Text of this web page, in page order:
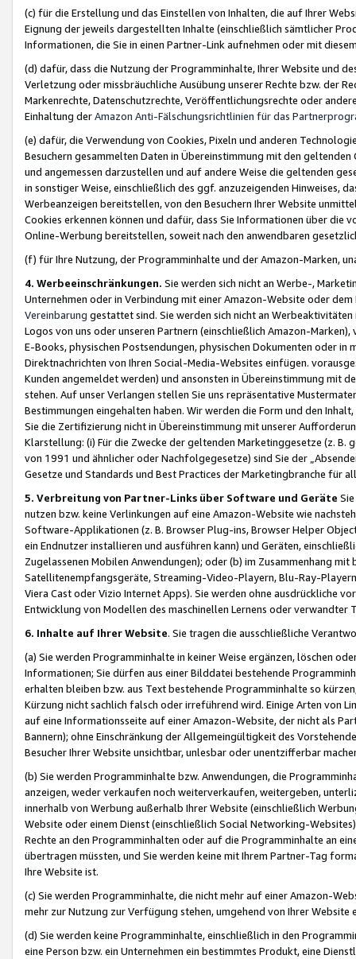
(c) für die Erstellung und das Einstellen von Inhalten, die auf Ihrer
Eignung der jeweils dargestellten Inhalte (einschließlich sämtlicher
Informationen, die Sie in einen Partner-Link aufnehmen oder mit
(d) dafür, dass die Nutzung der Programminhalte, Ihrer Website und
Verletzung oder missbräuchliche Ausübung unserer Rechte bzw. der
Markenrechte, Datenschutzrechte, Veröffentlichungsrechte oder
Einhaltung derAmazon Anti-Fälschungsrichtlinien für das
(e) dafür, die Verwendung von Cookies, Pixeln und anderen
Besuchern gesammelten Daten in Übereinstimmung mit den
und angemessen darzustellen und auf andere Weise die geltenden
in sonstiger Weise, einschließlich des ggf. anzuzeigenden Hinweises,
Werbeanzeigen bereitstellen, von den Besuchern Ihrer Website
Cookies erkennen können und dafür, dass Sie Informationen über die
Online-Werbung bereitstellen, soweit nach den anwendbaren
(f) für Ihre Nutzung, der Programminhalte und der Amazon-Marken,
4. Werbeeinschränkungen. Sie werden sich nicht an Werbe-,
Unternehmen oder in Verbindung mit einer Amazon-Website oder
Vereinbarung gestattet sind. Sie werden sich nicht an
Logos von uns oder unseren Partnern (einschließlich Amazon-
E-Books, physischen Postsendungen, physischen Dokumenten oder in
Direktnachrichten von Ihren Social-Media-Websites einfügen.
Kunden angemeldet werden) und ansonsten in Übereinstimmung mit
stehen. Auf unser Verlangen stellen Sie uns repräsentative
Bestimmungen eingehalten haben. Wir werden die Form und den
Sie die Zertifizierung nicht in Übereinstimmung mit unserer
Klarstellung: (i) Für die Zwecke der geltenden Marketinggesetze (z. B.
von 1991 und ähnlicher oder Nachfolgegesetze) sind Sie der
Gesetze und Standards und Best Practices der Marketingbranche für
5. Verbreitung von Partner-Links über Software und Geräte
nutzen bzw. keine Verlinkungen auf eine Amazon-Website wie
Software-Applikationen (z. B. Browser Plug-ins, Browser Helper
ein Endnutzer installieren und ausführen kann) und Geräten,
Zugelassenen Mobilen Anwendungen); oder (b) im Zusammenhang
Satellitenempfangsgeräte, Streaming-Video-Playern, Blu-Ray-
Viera Cast oder Vizio Internet Apps). Sie werden ohne ausdrückliche
Entwicklung von Modellen des maschinellen Lernens oder
6. Inhalte auf Ihrer Website. Sie tragen die ausschließliche
(a) Sie werden Programminhalte in keiner Weise ergänzen, löschen
Informationen; Sie dürfen aus einer Bilddatei bestehende
erhalten bleiben bzw. aus Text bestehende Programminhalte so
Kürzung nicht sachlich falsch oder irreführend wird. Einige Arten von
auf eine Informationsseite auf einer Amazon-Website, der nicht als
Bannern); ohne Einschränkung der Allgemeingültigkeit des
Besucher Ihrer Website unsichtbar, unlesbar oder unentzifferbar
(b) Sie werden Programminhalte bzw. Anwendungen, die
anzeigen, weder verkaufen noch weiterverkaufen, weitergeben,
innerhalb von Werbung außerhalb Ihrer Website (einschließlich
Website oder einem Dienst (einschließlich Social Networking-
Rechte an den Programminhalten oder auf die Programminhalte an
übertragen müssten, und Sie werden keine mit Ihrem Partner-Tag
Ihre Website ist.
(c) Sie werden Programminhalte, die nicht mehr auf einer Amazon-
mehr zur Nutzung zur Verfügung stehen, umgehend von Ihrer
(d) Sie werden keine Programminhalte, einschließlich in den
eine Person bzw. ein Unternehmen ein bestimmtes Produkt, eine